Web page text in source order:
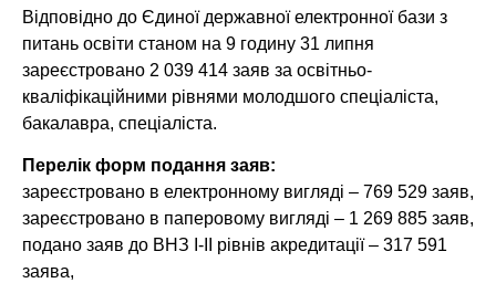
Відповідно до Єдиної державної електронної бази з
питань освіти станом на 9 годину 31 липня
зареєстровано 2 039 414 заяв за освітньо-
кваліфікаційними рівнями молодшого спеціаліста,
бакалавра, спеціаліста.
Перелік форм подання заяв:
зареєстровано в електронному вигляді – 769 529 заяв,
зареєстровано в паперовому вигляді – 1 269 885 заяв,
подано заяв до ВНЗ І-ІІ рівнів акредитації – 317 591
заява,